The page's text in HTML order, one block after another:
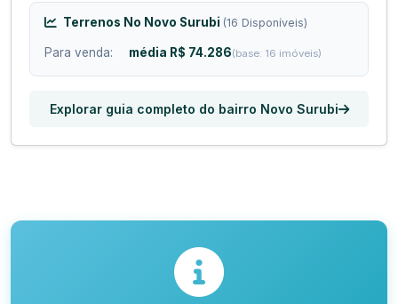
Terrenos No Novo Surubi (16 Disponíveis)
Para venda: média R$ 74.286(base: 16 imóveis)
Explorar guia completo do bairro Novo Surubi